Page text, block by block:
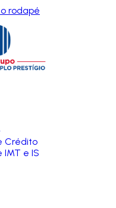
rodapé
Crédito
IMT e IS